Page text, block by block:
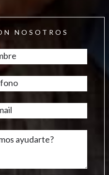
NOSOTROS